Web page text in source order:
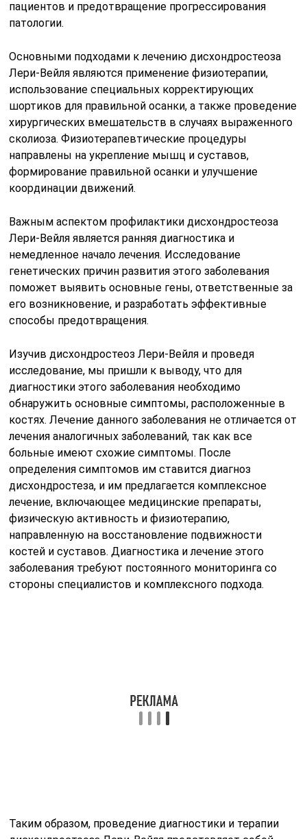
пациентов и предотвращение прогрессирования
патологии.
Основными подходами к лечению дисхондростеоза
Лери-Вейля являются применение физиотерапии,
использование специальных корректирующих
шортиков для правильной осанки, а также проведение
хирургических вмешательств в случаях выраженного
сколиоза. Физиотерапевтические процедуры
направлены на укрепление мышц и суставов,
формирование правильной осанки и улучшение
координации движений.
Важным аспектом профилактики дисхондростеоза
Лери-Вейля является ранняя диагностика и
немедленное начало лечения. Исследование
генетических причин развития этого заболевания
поможет выявить основные гены, ответственные за
его возникновение, и разработать эффективные
способы предотвращения.
Изучив дисхондростеоз Лери-Вейля и проведя
исследование, мы пришли к выводу, что для
диагностики этого заболевания необходимо
обнаружить основные симптомы, расположенные в
костях. Лечение данного заболевания не отличается от
лечения аналогичных заболеваний, так как все
больные имеют схожие симптомы. После
определения симптомов им ставится диагноз
дисхондростеза, и им предлагается комплексное
лечение, включающее медицинские препараты,
физическую активность и физиотерапию,
направленную на восстановление подвижности
костей и суставов. Диагностика и лечение этого
заболевания требуют постоянного мониторинга со
стороны специалистов и комплексного подхода.
Таким образом, проведение диагностики и терапии